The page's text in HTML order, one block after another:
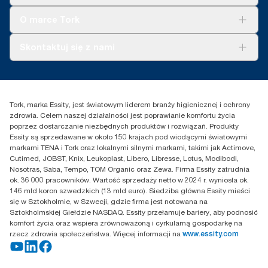
Reklamacja produktu
Przedstawiciele handlowi
Puławska 180
02-670 Warszawa
Polska
Tork, marka Essity, jest światowym liderem branży higienicznej i ochrony
zdrowia. Celem naszej działalności jest poprawianie komfortu życia
poprzez dostarczanie niezbędnych produktów i rozwiązań. Produkty
Essity są sprzedawane w około 150 krajach pod wiodącymi światowymi
markami TENA i Tork oraz lokalnymi silnymi markami, takimi jak Actimove,
Cutimed, JOBST, Knix, Leukoplast, Libero, Libresse, Lotus, Modibodi,
Nosotras, Saba, Tempo, TOM Organic oraz Zewa. Firma Essity zatrudnia
ok. 36 000 pracowników. Wartość sprzedaży netto w 2024 r. wyniosła ok.
146 mld koron szwedzkich (13 mld euro). Siedziba główna Essity mieści
się w Sztokholmie, w Szwecji, gdzie firma jest notowana na
Sztokholmskiej Giełdzie NASDAQ. Essity przełamuje bariery, aby podnosić
komfort życia oraz wspiera zrównoważoną i cyrkularną gospodarkę na
rzecz zdrowia społeczeństwa. Więcej informacji na www.essity.com